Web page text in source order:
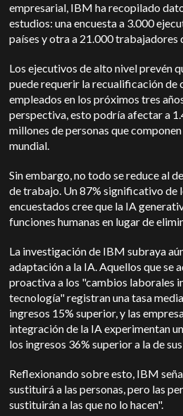
empresarial, IBM ha recopilado
estudios: una encuesta a 3.000
países y otra a 21.000 trabajadores
Los ejecutivos de alto nivel prevén
puede requerir la recualificación de
empleados en los próximos tres
perspectiva, esto podría afectar a
millones de personas que
mundial.
Sin embargo, no todo se reduce al
de trabajo. Un 87% significativo de
encuestados cree que la IA
funciones humanas en lugar de
La investigación de IBM subraya
adaptación a la IA. Aquellos que se
proactiva a los "cambios laborales
tecnología" registran una tasa
ingresos 15% superior, y las
integración de la IA experimentan
los ingresos 36% superior a la de
Reflexionando sobre esto, IBM
sustituirá a las personas, pero las
sustituirán a las que no lo hacen".